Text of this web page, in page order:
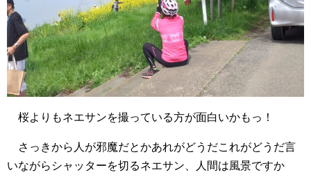
桜よりもネエサンを撮っている方が面白いかもっ！
さっきから人が邪魔だとかあれがどうだこれがどうだ言
いながらシャッターを切るネエサン、人間は風景ですか